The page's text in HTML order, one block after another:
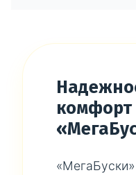
комфорт